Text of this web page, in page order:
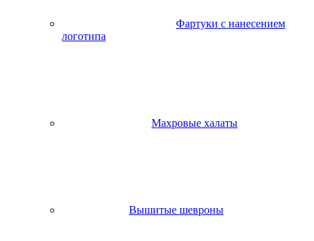
Фартуки с нанесением
логотипа
Махровые халаты
Вышитые шевроны